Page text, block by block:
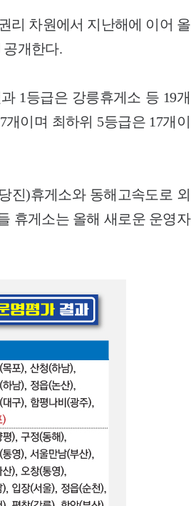
리 차원에서 지난해에 이어 올
개한다.
1등급은 강릉휴게소 등 19개
이며 최하위 5등급은 17개이
진)휴게소와 동해고속도로 외
휴게소는 올해 새로운 운영자